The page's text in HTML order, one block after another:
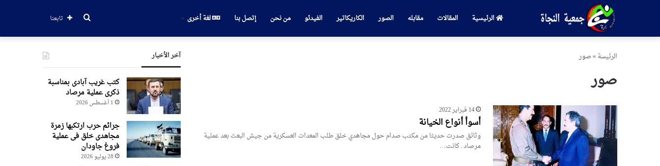
الرئيسية المقالات مقابله الصور الكاريكاتير الفيدئو من نحن إتصل بنا لغة أخرى تابعنا بحث
الرئیسة »صور
صور
14 فبراير 2022
أسوأ أنواع الخيانة
وثائق صدرت حديثا من مكتب صدام حول مجاهدي خلق طلب المعدات العسكرية من جيش البعث بعد عملية
مرصاد . كانت…
آخر الأخبار
کتب غریب آبادی بمناسبة
ذکری عملیة مرصاد
1 أغسطس 2026
جرائم حرب ارتکبها زمرة
مجاهدی خلق فی عملیة
فروغ جاودان
28 يوليو 2026